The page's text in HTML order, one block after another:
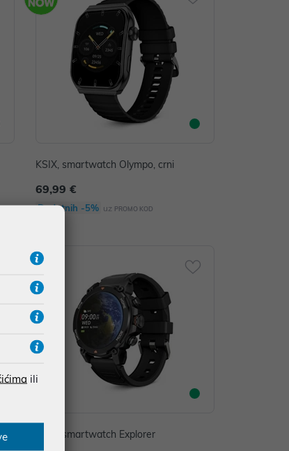
KSIX, smartwatch Olympo, crni
69,99 €
Dodatnih -5% uz PROMO KOD
KSIX, smartwatch Explorer
ili